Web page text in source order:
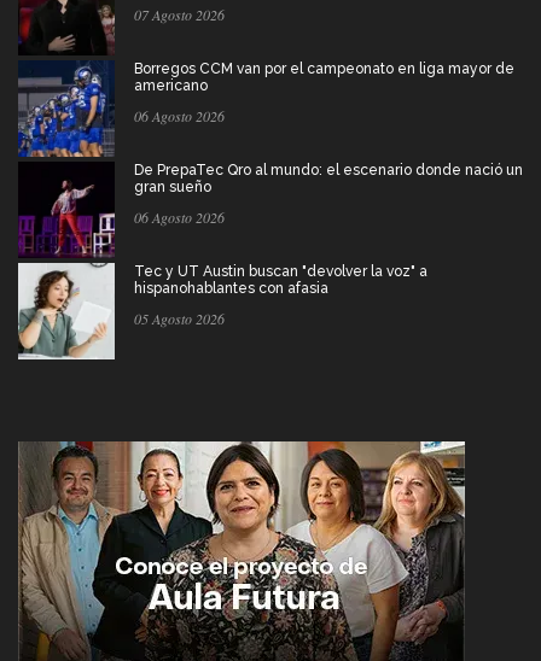
07 Agosto 2026
Borregos CCM van por el campeonato en liga mayor de
americano
06 Agosto 2026
De PrepaTec Qro al mundo: el escenario donde nació un
gran sueño
06 Agosto 2026
Tec y UT Austin buscan "devolver la voz" a
hispanohablantes con afasia
05 Agosto 2026